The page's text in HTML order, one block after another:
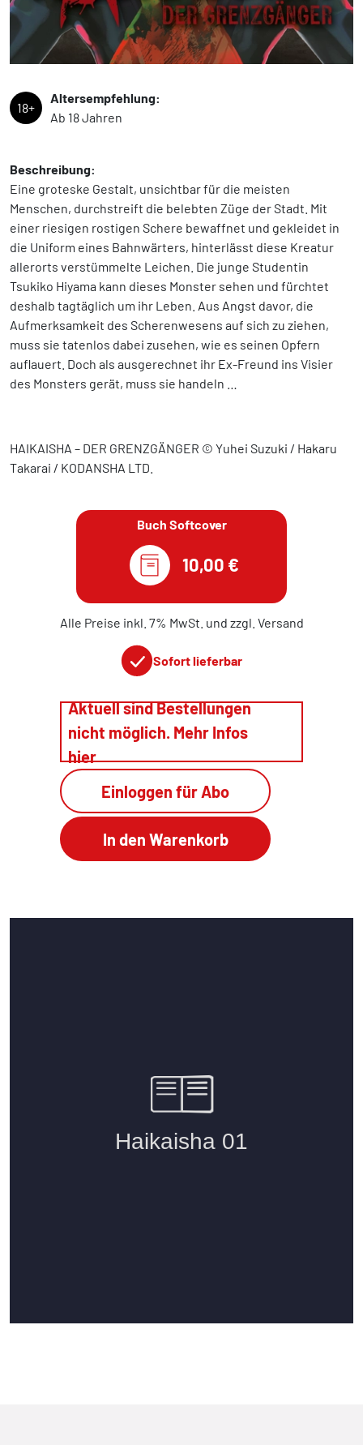
18+
Altersempfehlung:
Ab 18 Jahren
Beschreibung:
Eine groteske Gestalt, unsichtbar für die meisten
Menschen, durchstreift die belebten Züge der Stadt. Mit
einer riesigen rostigen Schere bewaffnet und gekleidet in
die Uniform eines Bahnwärters, hinterlässt diese Kreatur
allerorts verstümmelte Leichen. Die junge Studentin
Tsukiko Hiyama kann dieses Monster sehen und fürchtet
deshalb tagtäglich um ihr Leben. Aus Angst davor, die
Aufmerksamkeit des Scherenwesens auf sich zu ziehen,
muss sie tatenlos dabei zusehen, wie es seinen Opfern
auflauert. Doch als ausgerechnet ihr Ex-Freund ins Visier
des Monsters gerät, muss sie handeln …
HAIKAISHA – DER GRENZGÄNGER © Yuhei Suzuki / Hakaru
Takarai / KODANSHA LTD.
Buch Softcover
10,00 €
Alle Preise inkl. 7% MwSt. und zzgl. Versand
Sofort lieferbar
Aktuell sind Bestellungen
nicht möglich. Mehr Infos
hier
Einloggen für Abo